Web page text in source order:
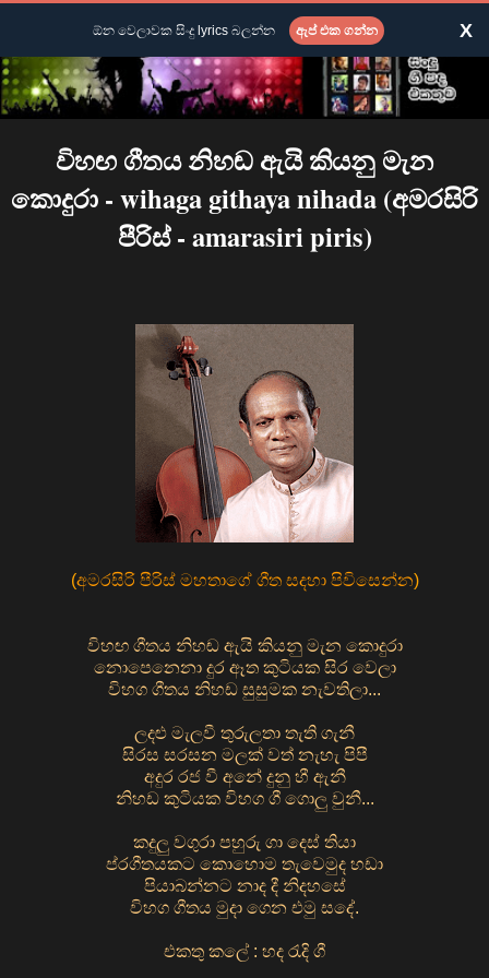
විහඟ ගීතය නිහඬ ඇයි කියනු මැන
කොදුරා - wihaga githaya nihada (අමරසිරි
පීරිස් - amarasiri piris)
(අමරසිරි පීරිස් මහතාගේ ගීත සදහා පිවිසෙන්න)
විහඟ ගීතය නිහඬ ඇයි කියනු මැන කොදුරා
නොපෙනෙනා දුර ඈත කුටියක සිර වෙලා
විහග ගීතය නිහඩ සුසුමක නැවතිලා...
ලදළු මැලවී තුරුලතා තැති ගැනී
සිරස සරසන මලක් වත් නැහැ පිපී
අදුර රජ වී අනේ දුනු හී ඇනී
නිහඩ කුටියක විහග ගී ගොලු වුනී...
කදුලු වගුරා පහුරු ගා දෙස් තියා
ප්රගීතයකට කොහොම තැවෙමුද හඩා
පියාබන්නට නාද දී නිදහසේ
විහග ගීතය මුදා ගෙන එමු සදේ.
එකතු කලේ : හද රැදි ගී
ඕන වෙලාවක සිංදු lyrics බලන්න ඇප් එක ගන්න X